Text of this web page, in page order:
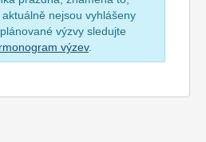
nejsou vyhlášeny
výzvy sledujte
výzev.